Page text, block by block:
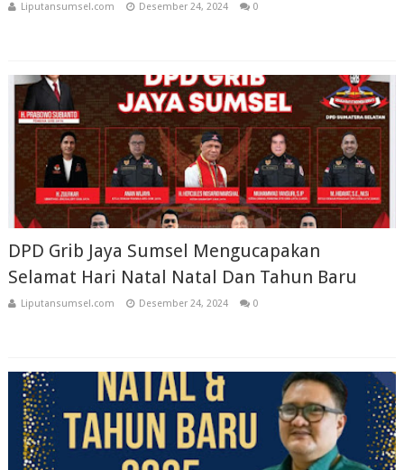
Liputansumsel.com Desember 24, 2024 0
DPD Grib Jaya Sumsel Mengucapakan
Selamat Hari Natal Natal Dan Tahun Baru
Liputansumsel.com Desember 24, 2024 0